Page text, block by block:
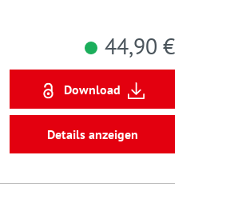
44,90 €
Download
Details anzeigen